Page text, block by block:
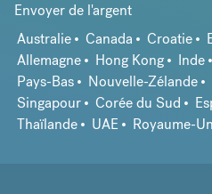
Envoyer de l'argent
Australie
Canada Croatie
Allemagne
Hong Kong Inde
Pays-Bas
Nouvelle-Zélande
Singapour
Corée du Sud
Thaïlande
UAE Royaume-